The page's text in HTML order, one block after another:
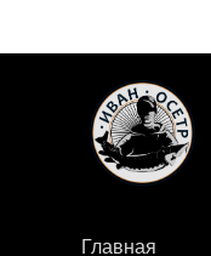
Главная